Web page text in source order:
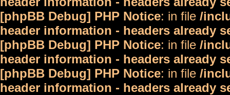
[phpBB Debug] PHP Notice: in file /
header information - headers already
[phpBB Debug] PHP Notice: in file /
header information - headers already
[phpBB Debug] PHP Notice: in file /
header information - headers already